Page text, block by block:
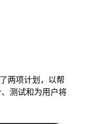
两项计划，以帮
测试和为用户将